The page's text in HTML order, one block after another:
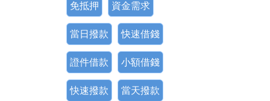
免抵押 資金需求
當日撥款 快速借錢
證件借款 小額借錢
快速撥款 當天撥款